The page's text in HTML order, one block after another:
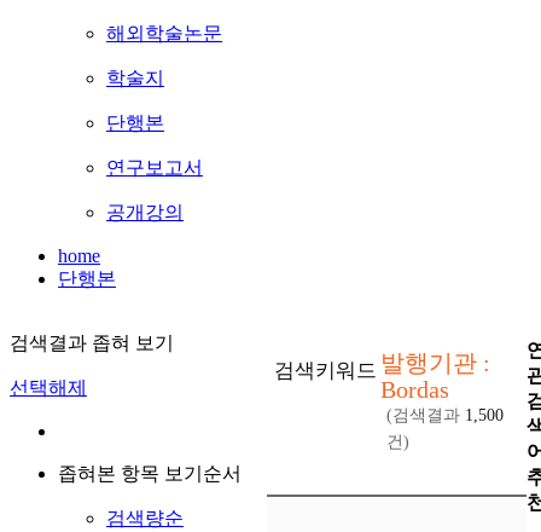
해외학술논문
학술지
단행본
연구보고서
공개강의
home
단행본
검색결과 좁혀 보기
선택해제
좁혀본 항목 보기순서
검색량순
검색키워드 발행기관 :
Bordas
(검색결과 1,500
건)